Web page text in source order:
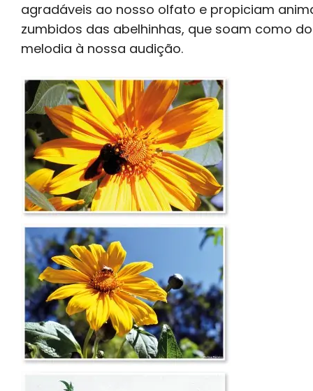
agradáveis ao nosso olfato e propiciam
zumbidos das abelhinhas, que soam como
melodia à nossa audição.